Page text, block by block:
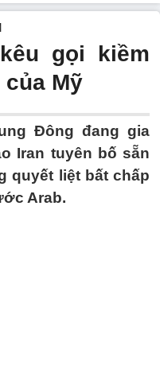
gọi kiềm
Mỹ
Đông đang gia
Iran tuyên bố sẵn
quyết liệt bất chấp
Arab.